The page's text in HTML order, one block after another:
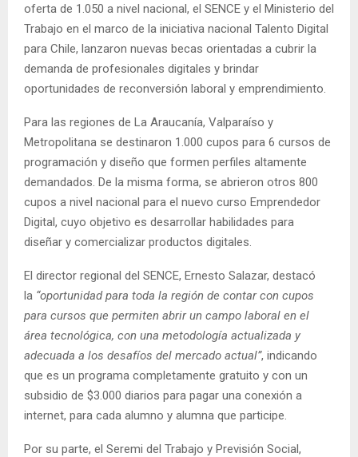
oferta de 1.050 a nivel nacional, el SENCE y el Ministerio del
Trabajo en el marco de la iniciativa nacional Talento Digital
para Chile, lanzaron nuevas becas orientadas a cubrir la
demanda de profesionales digitales y brindar
oportunidades de reconversión laboral y emprendimiento.
Para las regiones de La Araucanía, Valparaíso y
Metropolitana se destinaron 1.000 cupos para 6 cursos de
programación y diseño que formen perfiles altamente
demandados. De la misma forma, se abrieron otros 800
cupos a nivel nacional para el nuevo curso Emprendedor
Digital, cuyo objetivo es desarrollar habilidades para
diseñar y comercializar productos digitales.
El director regional del SENCE, Ernesto Salazar, destacó
la “oportunidad para toda la región de contar con cupos
para cursos que permiten abrir un campo laboral en el
área tecnológica, con una metodología actualizada y
adecuada a los desafíos del mercado actual”, indicando
que es un programa completamente gratuito y con un
subsidio de $3.000 diarios para pagar una conexión a
internet, para cada alumno y alumna que participe.
Por su parte, el Seremi del Trabajo y Previsión Social,